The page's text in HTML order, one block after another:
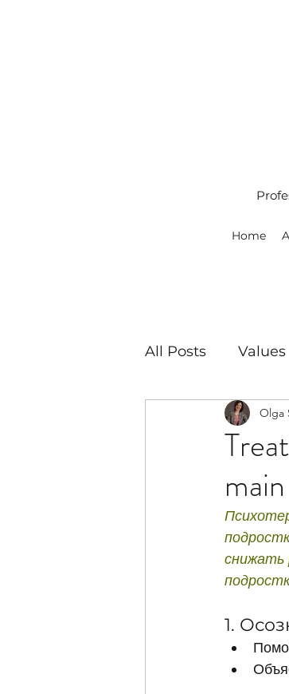
Home
All Posts Values
Gottman
Professional
Olga
снижать
1.